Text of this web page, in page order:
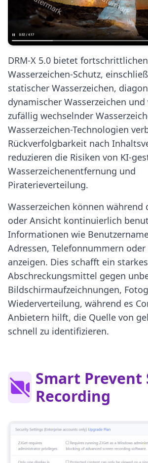
DRM-X 5.0 bietet
Wasserzeichen-Schutz,
statischer Wasserzeichen,
dynamischer Wasserzeichen
zufällig wechselnder
Wasserzeichen-Technologien
Rückverfolgbarkeit nach
reduzieren die Risiken von KI-
Wasserzeichenentfernung und
Piraterieverteilung.
Wasserzeichen können während
oder Ansicht kontinuierlich
Informationen wie
Adressen, Telefonnummern oder
anzeigen. Dies schafft ein starkes
Abschreckungsmittel gegen
Bildschirmaufzeichnungen,
Wiederverteilung, während es
Anbietern hilft, die Quelle von
schnell zu identifizieren.
Smart Prevent
Recording